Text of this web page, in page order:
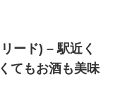
ード) – 駅近く
てもお酒も美味